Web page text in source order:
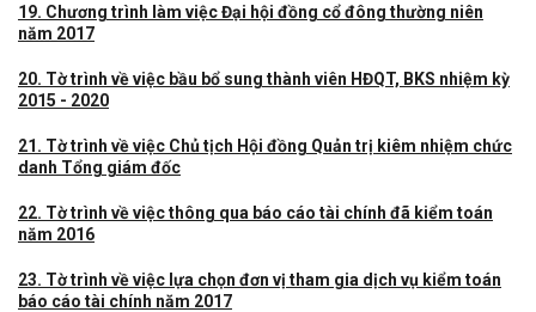
19. Chương trình làm việc Đại hội đồng cổ đông thường niên
năm 2017
20. Tờ trình về việc bầu bổ sung thành viên HĐQT, BKS nhiệm kỳ
2015 - 2020
21. Tờ trình về việc Chủ tịch Hội đồng Quản trị kiêm nhiệm chức
danh Tổng giám đốc
22. Tờ trình về việc thông qua báo cáo tài chính đã kiểm toán
năm 2016
23. Tờ trình về việc lựa chọn đơn vị tham gia dịch vụ kiểm toán
báo cáo tài chính năm 2017